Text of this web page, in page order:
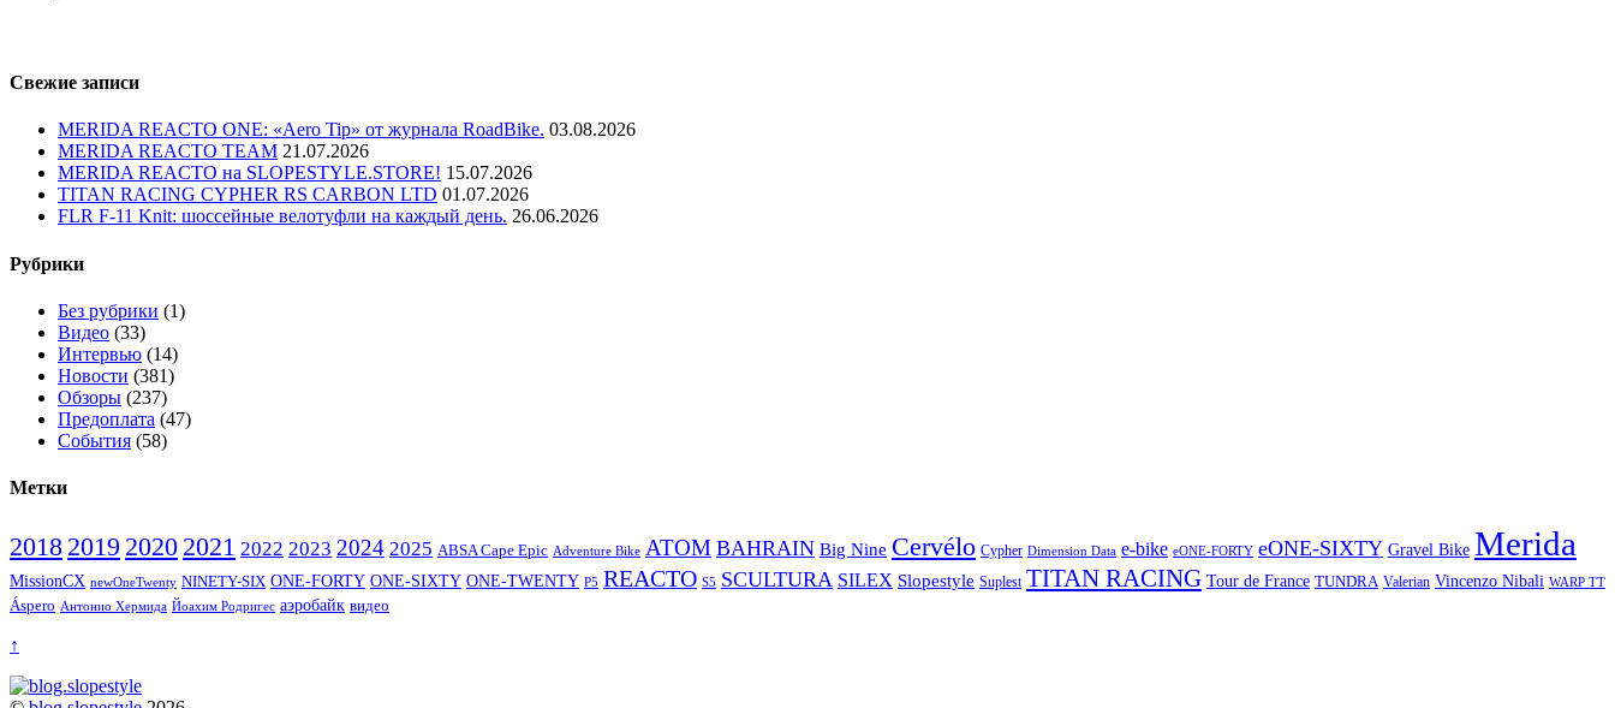
Свежие записи
MERIDA REACTO ONE: «Aero Tip» от журнала RoadBike. 03.08.2026
MERIDA REACTO TEAM 21.07.2026
MERIDA REACTO на SLOPESTYLE.STORE! 15.07.2026
TITAN RACING CYPHER RS CARBON LTD 01.07.2026
FLR F-11 Knit: шоссейные велотуфли на каждый день. 26.06.2026
Рубрики
Без рубрики (1)
Видео (33)
Интервью (14)
Новости (381)
Обзоры (237)
Предоплата (47)
События (58)
Метки
2018 2019 2020 2021 2022 2023 2024 2025 ABSA Cape Epic Adventure Bike ATOM BAHRAIN Big Nine Cervélo Cypher Dimension Data e-bike eONE-FORTY eONE-SIXTY Gravel Bike Merida
MissionCX newOneTwenty NINETY-SIX ONE-FORTY ONE-SIXTY ONE-TWENTY P5 REACTO S5 SCULTURA SILEX Slopestyle Suplest TITAN RACING Tour de France TUNDRA Valerian Vincenzo Nibali WARP TT
Áspero Антонио Хермида Йоахим Родригес аэробайк видео
↑